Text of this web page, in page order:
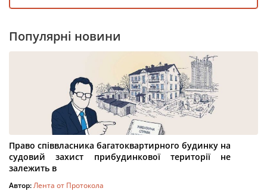
Популярні новини
Право співвласника багатоквартирного будинку на
судовий захист прибудинкової території не
залежить в
Автор:Лента от Протокола